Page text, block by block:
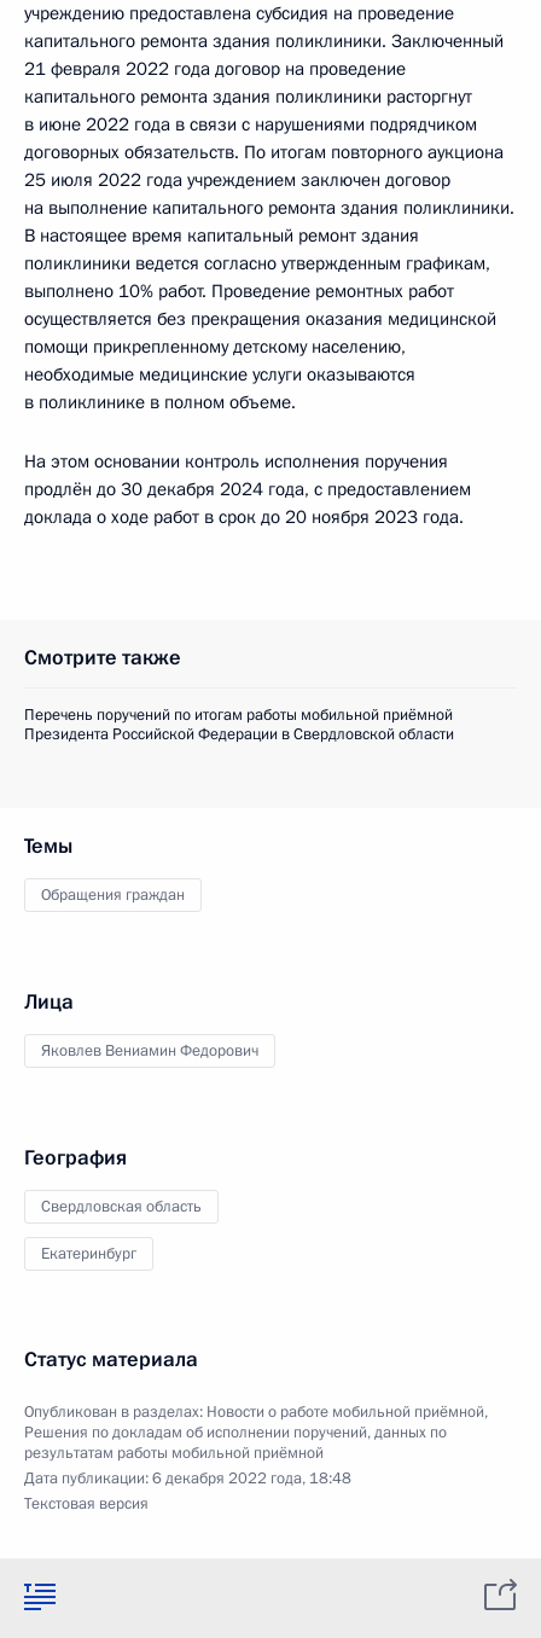
учреждению предоставлена субсидия на проведение
капитального ремонта здания поликлиники. Заключенный
21 февраля 2022 года договор на проведение
капитального ремонта здания поликлиники расторгнут
в июне 2022 года в связи с нарушениями подрядчиком
договорных обязательств. По итогам повторного аукциона
25 июля 2022 года учреждением заключен договор
на выполнение капитального ремонта здания поликлиники.
В настоящее время капитальный ремонт здания
поликлиники ведется согласно утвержденным графикам,
выполнено 10% работ. Проведение ремонтных работ
осуществляется без прекращения оказания медицинской
помощи прикрепленному детскому населению,
необходимые медицинские услуги оказываются
в поликлинике в полном объеме.
На этом основании контроль исполнения поручения
продлён до 30 декабря 2024 года, с предоставлением
доклада о ходе работ в срок до 20 ноября 2023 года.
Смотрите также
Перечень поручений по итогам работы мобильной приёмной
Президента Российской Федерации в Свердловской области
Темы
Обращения граждан
Лица
Яковлев Вениамин Федорович
География
Свердловская область
Екатеринбург
Статус материала
Опубликован в разделах: Новости о работе мобильной приёмной,
Решения по докладам об исполнении поручений, данных по
результатам работы мобильной приёмной
Дата публикации:6 декабря 2022 года, 18:48
Текстовая версия